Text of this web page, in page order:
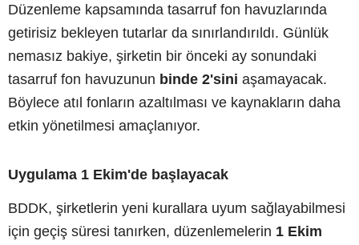
Düzenleme kapsamında tasarruf fon havuzlarında
getirisiz bekleyen tutarlar da sınırlandırıldı. Günlük
nemasız bakiye, şirketin bir önceki ay sonundaki
tasarruf fon havuzunun binde 2'sini aşamayacak.
Böylece atıl fonların azaltılması ve kaynakların daha
etkin yönetilmesi amaçlanıyor.
Uygulama 1 Ekim'de başlayacak
BDDK, şirketlerin yeni kurallara uyum sağlayabilmesi
için geçiş süresi tanırken, düzenlemelerin 1 Ekim